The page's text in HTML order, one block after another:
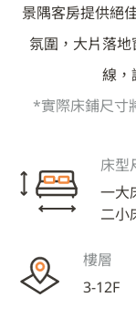
景隅客房提供絕
氛圍，大片落
線，
*實際床鋪尺寸
床型
一大
二小
樓層
3-12F